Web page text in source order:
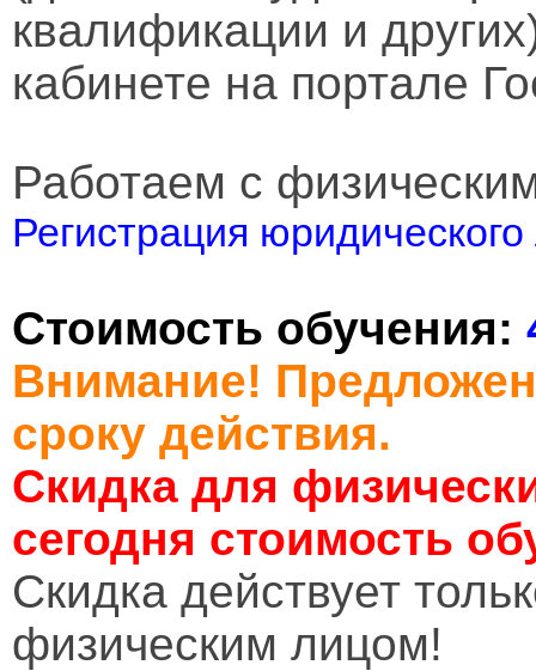
квалификации и
кабинете на портале
Работаем с
Регистрация
Стоимость обучения:
Внимание!
сроку действия.
Скидка для
сегодня стоимость
Cкидка действует
физическим лицом!